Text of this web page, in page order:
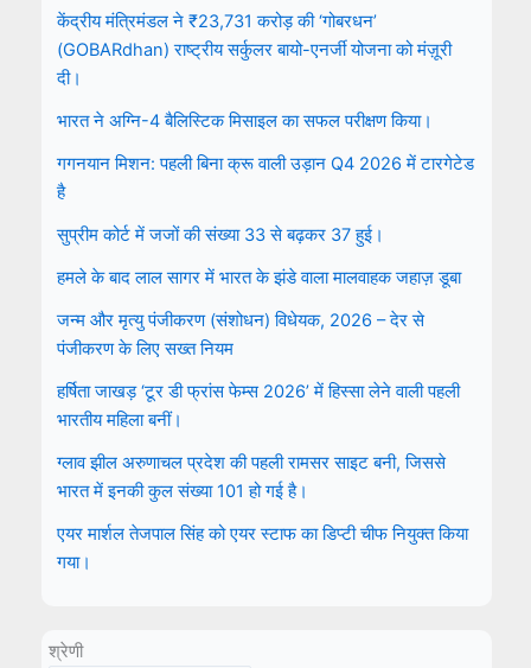
केंद्रीय मंत्रिमंडल ने ₹23,731 करोड़ की ‘गोबरधन’
(GOBARdhan) राष्ट्रीय सर्कुलर बायो-एनर्जी योजना को मंज़ूरी
दी।
भारत ने अग्नि-4 बैलिस्टिक मिसाइल का सफल परीक्षण किया।
गगनयान मिशन: पहली बिना क्रू वाली उड़ान Q4 2026 में टारगेटेड
है
सुप्रीम कोर्ट में जजों की संख्या 33 से बढ़कर 37 हुई।
हमले के बाद लाल सागर में भारत के झंडे वाला मालवाहक जहाज़ डूबा
जन्म और मृत्यु पंजीकरण (संशोधन) विधेयक, 2026 – देर से
पंजीकरण के लिए सख्त नियम
हर्षिता जाखड़ ‘टूर डी फ्रांस फेम्स 2026’ में हिस्सा लेने वाली पहली
भारतीय महिला बनीं।
ग्लाव झील अरुणाचल प्रदेश की पहली रामसर साइट बनी, जिससे
भारत में इनकी कुल संख्या 101 हो गई है।
एयर मार्शल तेजपाल सिंह को एयर स्टाफ का डिप्टी चीफ नियुक्त किया
गया।
श्रेणी